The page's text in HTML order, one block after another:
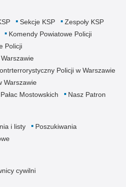
Sekcje KSP
Zespoły KSP
Komendy Powiatowe Policji
Policji
Policji w Warszawie
Warszawie
Pałac Mostowskich Nasz Patron
i listy
Poszukiwania
cywilni